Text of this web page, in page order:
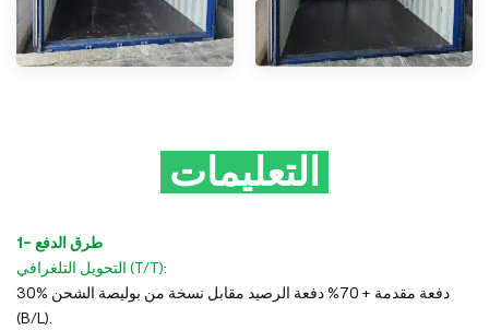
التعليمات
1- طرق الدفع
التحويل التلغرافي (T/T):
30% دفعة مقدمة + 70% دفعة الرصيد مقابل نسخة من بوليصة الشحن
(B/L).